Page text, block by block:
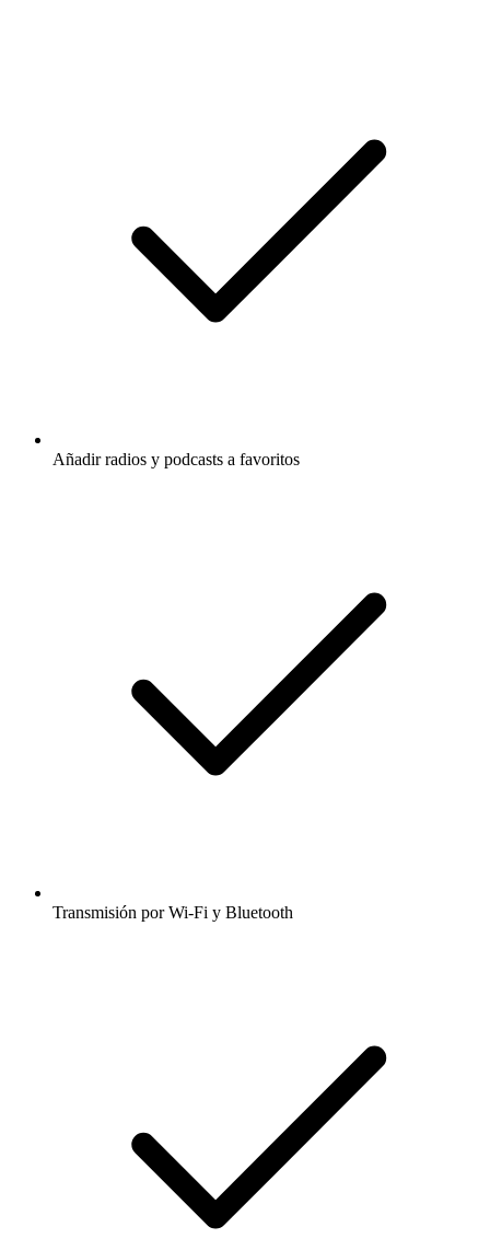
Añadir radios y podcasts a favoritos
Transmisión por Wi-Fi y Bluetooth